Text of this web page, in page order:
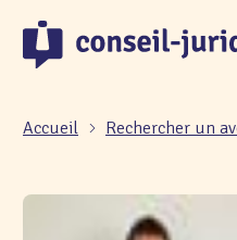
Accueil Rechercher un